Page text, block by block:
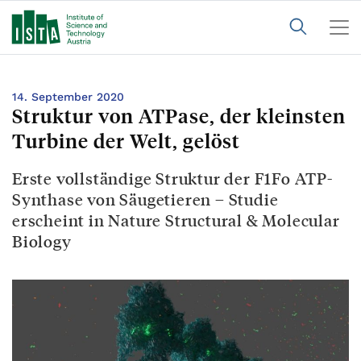
14. September 2020
Struktur von ATPase, der kleinsten
Turbine der Welt, gelöst
Erste vollständige Struktur der F1Fo ATP-
Synthase von Säugetieren – Studie
erscheint in Nature Structural & Molecular
Biology